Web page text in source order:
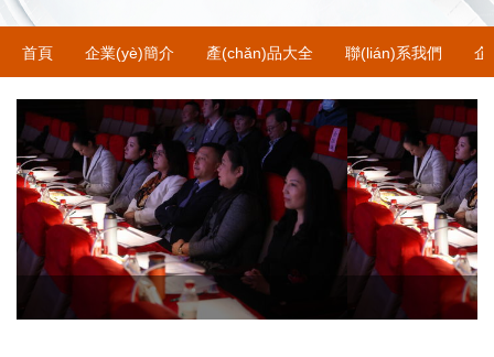
首頁 企業(yè)簡介 產(chǎn)品大全 聯(lián)系我們 企